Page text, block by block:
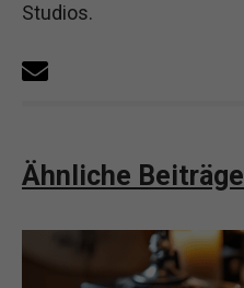
Studios.
Ähnliche Beiträge